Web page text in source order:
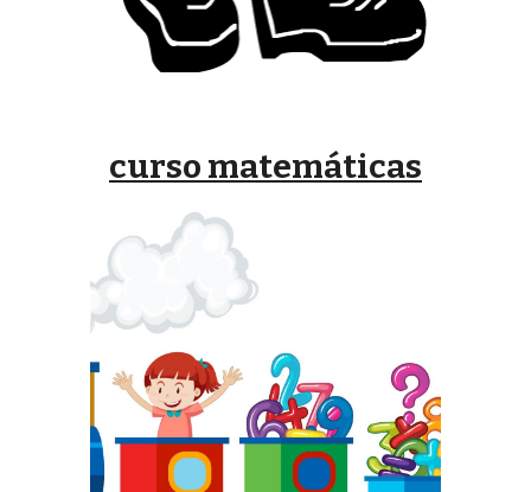
curso matemáticas